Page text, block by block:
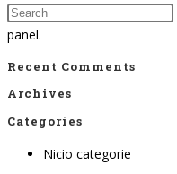
panel.
Recent Comments
Archives
Categories
Nicio categorie